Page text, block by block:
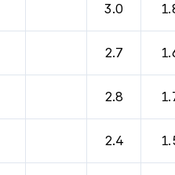
3.0
2.7
2.8
2.4